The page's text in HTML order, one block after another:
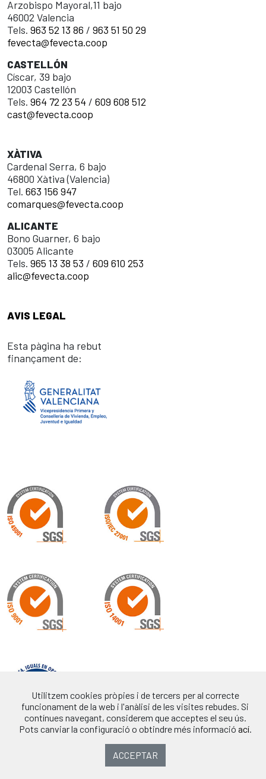
Arzobispo Mayoral,11 bajo
46002 Valencia
Tels. 963 52 13 86 / 963 51 50 29
fevecta@fevecta.coop
CASTELLÓN
Císcar, 39 bajo
12003 Castellón
Tels. 964 72 23 54 / 609 608 512
cast@fevecta.coop
XÀTIVA
Cardenal Serra, 6 bajo
46800 Xàtiva (Valencia)
Tel. 663 156 947
comarques@fevecta.coop
ALICANTE
Bono Guarner, 6 bajo
03005 Alicante
Tels. 965 13 38 53 / 609 610 253
alic@fevecta.coop
AVIS LEGAL
Esta pàgina ha rebut
finançament de:
Utilitzem cookies pròpies i de tercers per al correcte
funcionament de la web i l'anàlisi de les visites rebudes. Si
contínues navegant, considerem que acceptes el seu ús.
Pots canviar la configuració o obtindre més informació ací.
ACCEPTAR